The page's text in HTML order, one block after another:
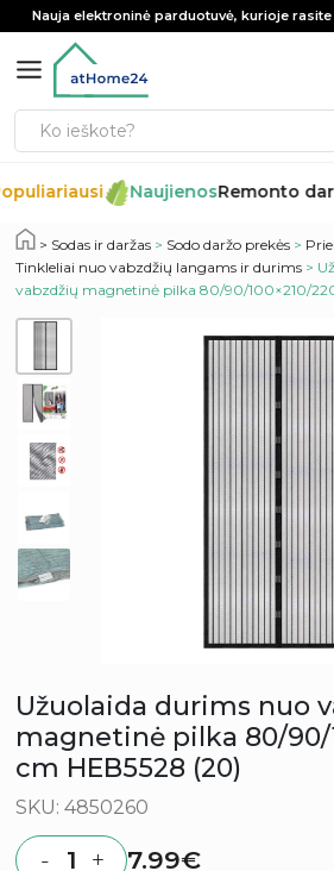
Nauja elektroninė parduotuvė, kurioje
NaujienosRemonto
Sodas ir daržas > Sodo daržo prekės >
Tinkleliai nuo vabzdžių langams ir durims >
vabzdžių magnetinė pilka 80/90/100×210/
Užuolaida durims nuo
magnetinė pilka 80/90/
cm HEB5528 (20)
SKU: 4850260
- + 7.99€